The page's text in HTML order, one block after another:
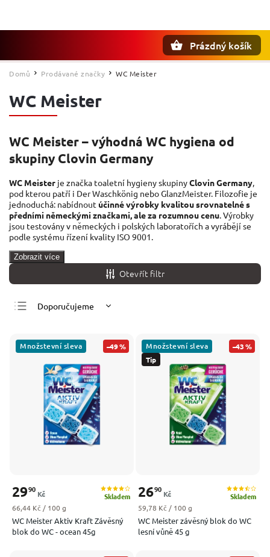
Prázdný košík
Domů / Prodávané značky / WC Meister
WC Meister
WC Meister – výhodná WC hygiena od
skupiny Clovin Germany
WC Meister je značka toaletní hygieny skupinyClovin Germany,
pod kterou patří i Der Waschkönig nebo GlanzMeister. Filozofie je
jednoduchá: nabídnout účinné výrobky kvalitou srovnatelné s
předními německými značkami, ale za rozumnou cenu. Výrobky
jsou testovány v německých i polských laboratořích a vyrábějí se
podle systému řízení kvality ISO 9001.
Zobrazit více
Otevřít filtr
Doporučujeme
Nejdražší
Nejprodávanější
Abecedně
Množstevní sleva –49 %
WC Meister Aktiv Kraft Závěsný
blok do WC - ocean 45g
Skladem
2990
Kč
Měrná cena:
66,44 Kč / 100 g
Tip
Množstevní sleva –43 %
WC Meister závěsný blok do WC
lesní vůně 45 g
Skladem
2690
Kč
Měrná cena:
59,78 Kč / 100 g